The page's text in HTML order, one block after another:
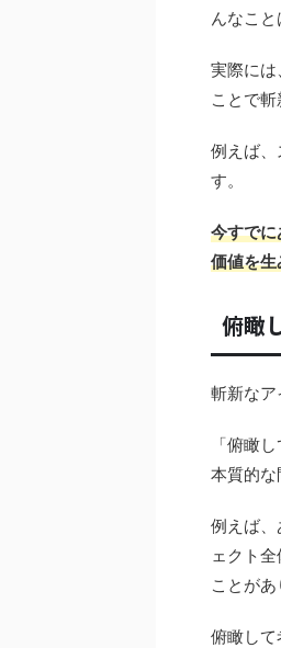
んなこと
実際に
ことで
例えば
す。
今すで
価値を
俯瞰
斬新なア
「俯瞰
本質的な
例えば
ェクト
ことがあ
俯瞰し